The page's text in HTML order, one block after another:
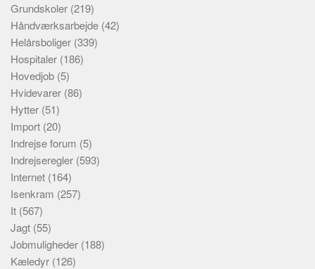
Grundskoler (219)
Håndværksarbejde (42)
Helårsboliger (339)
Hospitaler (186)
Hovedjob (5)
Hvidevarer (86)
Hytter (51)
Import (20)
Indrejse forum (5)
Indrejseregler (593)
Internet (164)
Isenkram (257)
It (567)
Jagt (55)
Jobmuligheder (188)
Kæledyr (126)